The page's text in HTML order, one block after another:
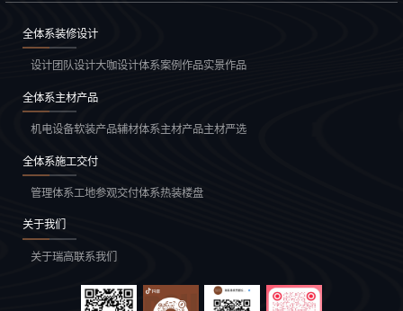
全体系装修设计
设计团队设计大咖设计体系案例作品实景作品
全体系主材产品
机电设备软装产品辅材体系主材产品主材严选
全体系施工交付
管理体系工地参观交付体系热装楼盘
关于我们
关于瑞高联系我们